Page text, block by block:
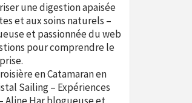
une digestion apaisée
et aux soins naturels –
et passionnée du web
pour comprendre le
en Catamaran en
Sailing – Expériences